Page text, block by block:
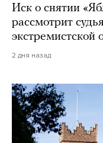
Иск о снятии
рассмотрит
экстремистской
2 дня назад